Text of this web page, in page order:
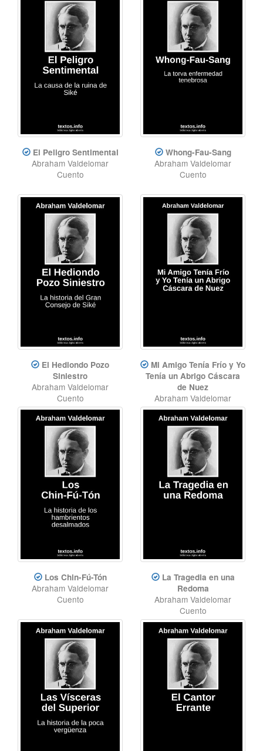
El Peligro Sentimental
Abraham Valdelomar
Cuento
Whong-Fau-Sang
Abraham Valdelomar
Cuento
El Hediondo Pozo
Siniestro
Abraham Valdelomar
Cuento
Mi Amigo Tenía Frío y Yo
Tenía un Abrigo Cáscara
de Nuez
Abraham Valdelomar
Cuento
Los Chin-Fú-Tón
Abraham Valdelomar
Cuento
La Tragedia en una
Redoma
Abraham Valdelomar
Cuento